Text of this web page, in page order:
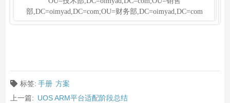
部,DC=oimyad,DC=com;OU=财务部,DC=oimyad,DC=com
标签: 手册 方案
上一篇: UOS ARM平台适配阶段总结